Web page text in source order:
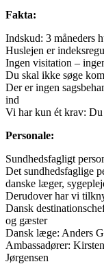
Fakta:
Indskud: 3 måneders
Huslejen er
Ingen visitation –
Du skal ikke søge
Der er ingen
ind
Vi har kun ét krav:
Personale:
Sundhedsfagligt
Det sundhedsfaglige
danske læger,
Derudover har vi
Dansk
og gæster
Dansk læge: Anders
Ambassadører:
Jørgensen